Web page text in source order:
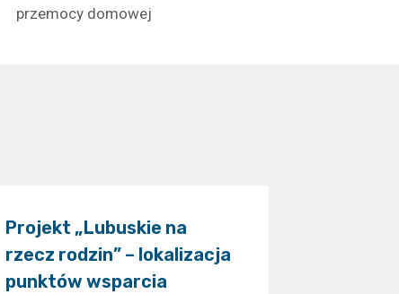
przemocy domowej
Projekt „Lubuskie na
rzecz rodzin” – lokalizacja
punktów wsparcia